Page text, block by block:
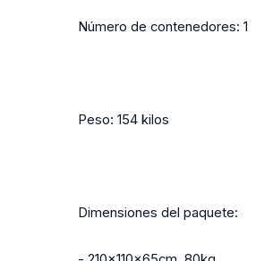
Número de contenedores: 1
Peso: 154 kilos
Dimensiones del paquete: